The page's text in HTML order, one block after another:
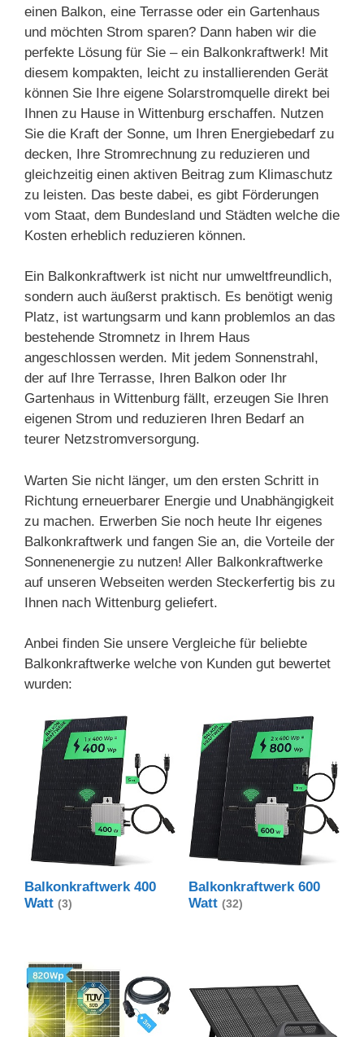
einen Balkon, eine Terrasse oder ein Gartenhaus
und möchten Strom sparen? Dann haben wir die
perfekte Lösung für Sie – ein Balkonkraftwerk! Mit
diesem kompakten, leicht zu installierenden Gerät
können Sie Ihre eigene Solarstromquelle direkt bei
Ihnen zu Hause in Wittenburg erschaffen. Nutzen
Sie die Kraft der Sonne, um Ihren Energiebedarf zu
decken, Ihre Stromrechnung zu reduzieren und
gleichzeitig einen aktiven Beitrag zum Klimaschutz
zu leisten. Das beste dabei, es gibt Förderungen
vom Staat, dem Bundesland und Städten welche die
Kosten erheblich reduzieren können.
Ein Balkonkraftwerk ist nicht nur umweltfreundlich,
sondern auch äußerst praktisch. Es benötigt wenig
Platz, ist wartungsarm und kann problemlos an das
bestehende Stromnetz in Ihrem Haus
angeschlossen werden. Mit jedem Sonnenstrahl,
der auf Ihre Terrasse, Ihren Balkon oder Ihr
Gartenhaus in Wittenburg fällt, erzeugen Sie Ihren
eigenen Strom und reduzieren Ihren Bedarf an
teurer Netzstromversorgung.
Warten Sie nicht länger, um den ersten Schritt in
Richtung erneuerbarer Energie und Unabhängigkeit
zu machen. Erwerben Sie noch heute Ihr eigenes
Balkonkraftwerk und fangen Sie an, die Vorteile der
Sonnenenergie zu nutzen! Aller Balkonkraftwerke
auf unseren Webseiten werden Steckerfertig bis zu
Ihnen nach Wittenburg geliefert.
Anbei finden Sie unsere Vergleiche für beliebte
Balkonkraftwerke welche von Kunden gut bewertet
wurden:
Balkonkraftwerk 400
Watt (3)
Balkonkraftwerk 600
Watt (32)